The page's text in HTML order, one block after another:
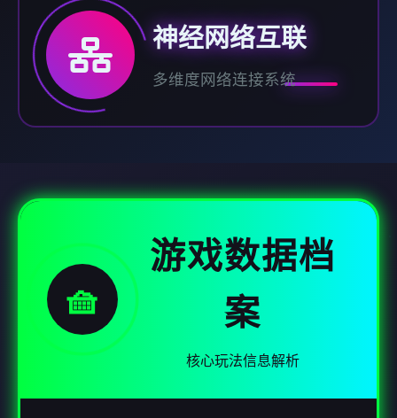
神经网络互联
多维度网络连接系统
🧺
游戏数据档
案
核心玩法信息解析